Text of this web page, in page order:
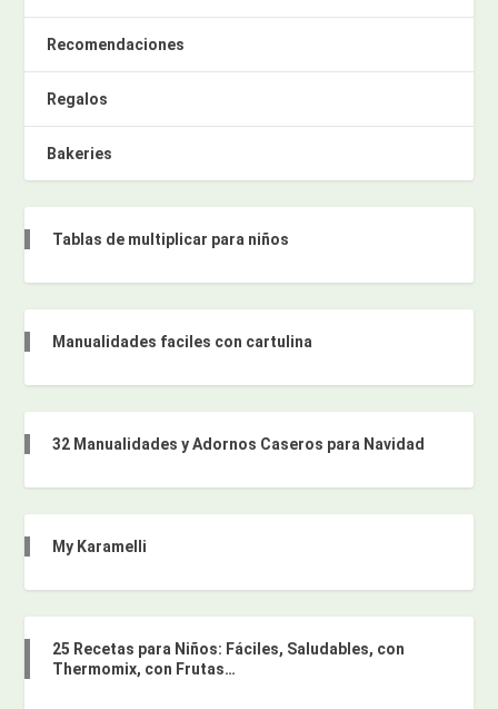
Recomendaciones
Regalos
Bakeries
Tablas de multiplicar para niños
Manualidades faciles con cartulina
32 Manualidades y Adornos Caseros para Navidad
My Karamelli
25 Recetas para Niños: Fáciles, Saludables, con
Thermomix, con Frutas…